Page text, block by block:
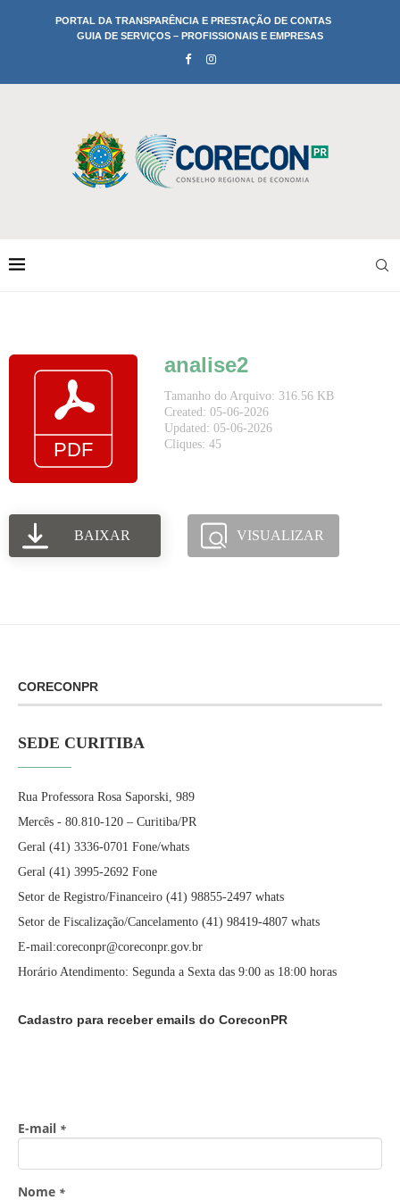
PORTAL DA TRANSPARÊNCIA E PRESTAÇÃO DE CONTAS
GUIA DE SERVIÇOS – PROFISSIONAIS E EMPRESAS
analise2
Tamanho do Arquivo: 316.56 KB
Created: 05-06-2026
Updated: 05-06-2026
Cliques: 45
BAIXAR VISUALIZAR
CORECONPR
SEDE CURITIBA
Rua Professora Rosa Saporski, 989
Mercês - 80.810-120 – Curitiba/PR
Geral (41) 3336-0701 Fone/whats
Geral (41) 3995-2692 Fone
Setor de Registro/Financeiro (41) 98855-2497 whats
Setor de Fiscalização/Cancelamento (41) 98419-4807 whats
E-mail:coreconpr@coreconpr.gov.br
Horário Atendimento: Segunda a Sexta das 9:00 as 18:00 horas
Cadastro para receber emails do CoreconPR